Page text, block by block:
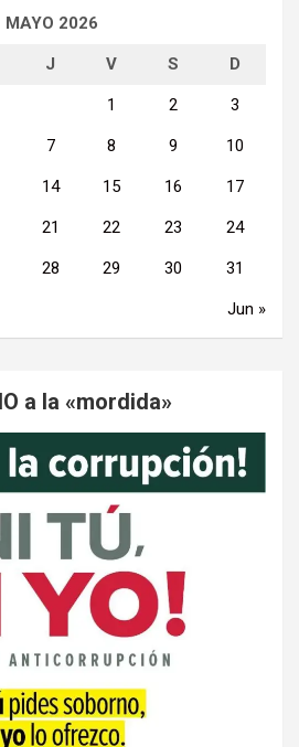
MAYO 2026
J V S D
1 2 3
7 8 9 10
14 15 16 17
21 22 23 24
28 29 30 31
Jun »
a la «mordida»